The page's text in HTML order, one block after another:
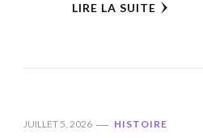
LIRE LA SUITE
JUILLET 5, 2026 HISTOIRE